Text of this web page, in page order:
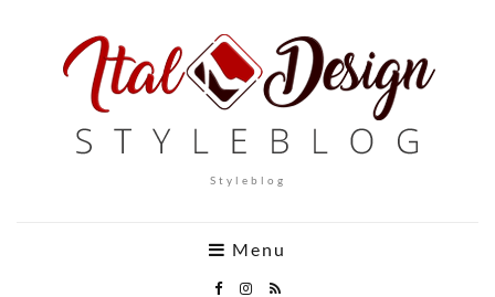
Styleblog
Menu